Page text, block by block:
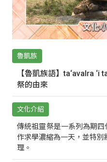
魯凱族
【魯凱族語】ta‘avalra
祭的由來
文化介紹
傳統祖靈祭是一系列為期
作求學濃縮為一天，並特別
理。